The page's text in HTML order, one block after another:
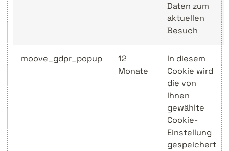
Daten zum
aktuellen
Besuch
moove_gdpr_popup
12
Monate
In diesem
Cookie wird
die von
Ihnen
gewählte
Cookie-
Einstellung
gespeichert